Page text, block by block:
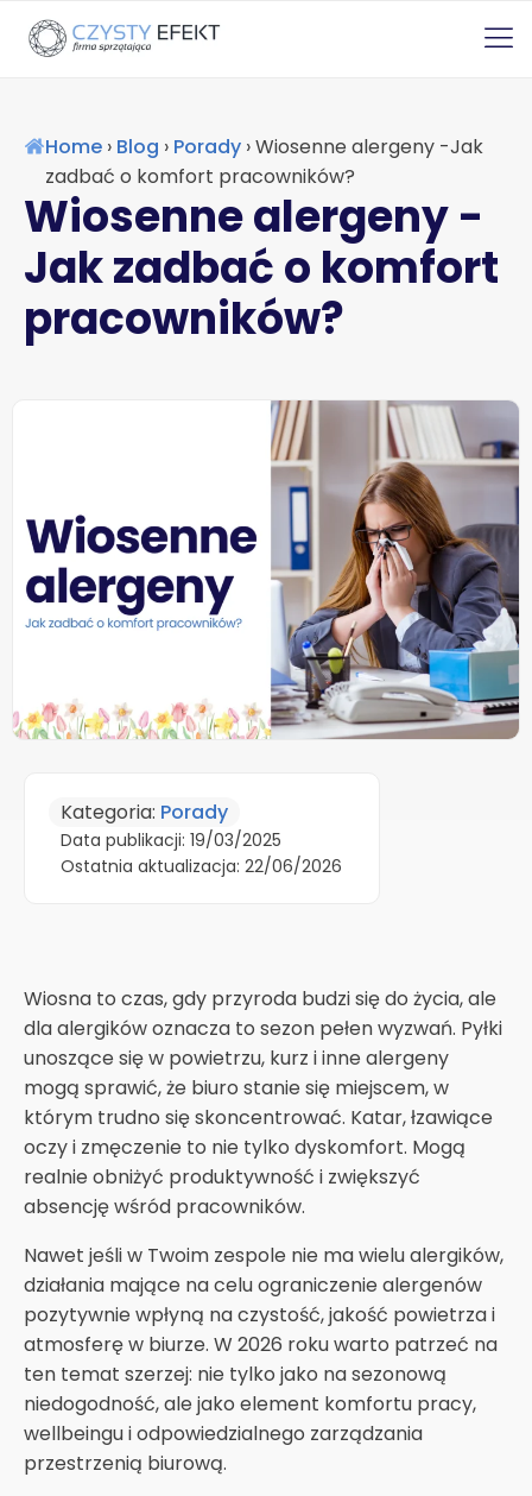
Home › Blog › Porady ›Wiosenne alergeny -Jak
zadbać o komfort pracowników?
Wiosenne alergeny -
Jak zadbać o komfort
pracowników?
Kategoria: Porady
Data publikacji: 19/03/2025
Ostatnia aktualizacja: 22/06/2026
Wiosna to czas, gdy przyroda budzi się do życia, ale
dla alergików oznacza to sezon pełen wyzwań. Pyłki
unoszące się w powietrzu, kurz i inne alergeny
mogą sprawić, że biuro stanie się miejscem, w
którym trudno się skoncentrować. Katar, łzawiące
oczy i zmęczenie to nie tylko dyskomfort. Mogą
realnie obniżyć produktywność i zwiększyć
absencję wśród pracowników.
Nawet jeśli w Twoim zespole nie ma wielu alergików,
działania mające na celu ograniczenie alergenów
pozytywnie wpłyną na czystość, jakość powietrza i
atmosferę w biurze. W 2026 roku warto patrzeć na
ten temat szerzej: nie tylko jako na sezonową
niedogodność, ale jako element komfortu pracy,
wellbeingu i odpowiedzialnego zarządzania
przestrzenią biurową.